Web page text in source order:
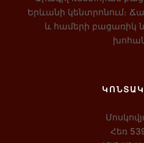
Երևանի կենտրոնում։
և համերի բացառիկ
Հեռ